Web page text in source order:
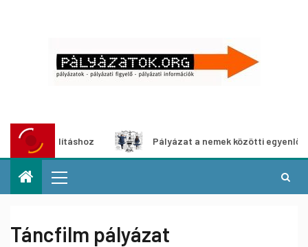
kiállításhoz Pályázat a nemek közötti egyenlőség
Táncfilm pályázat